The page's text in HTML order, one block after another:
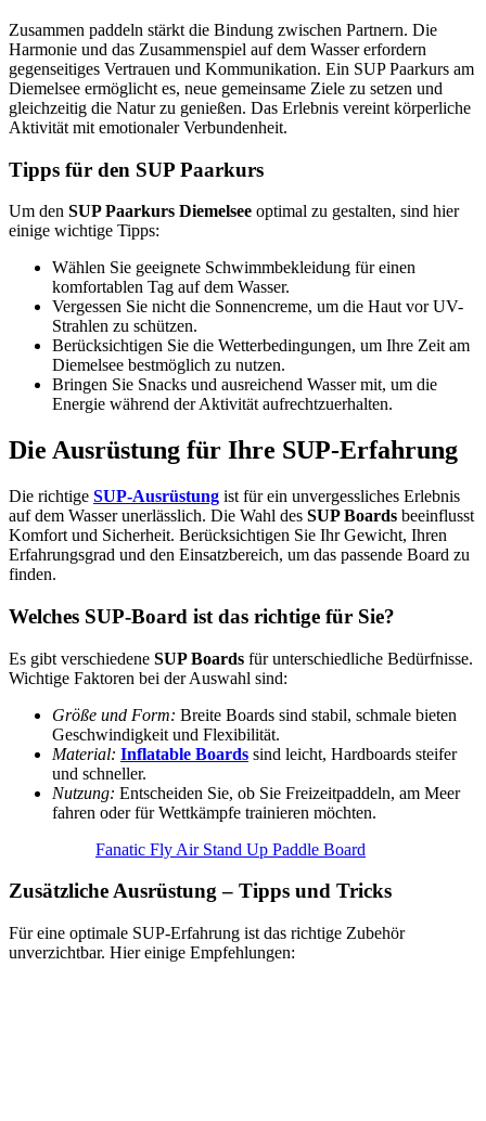
Zusammen paddeln stärkt die Bindung zwischen Partnern. Die
Harmonie und das Zusammenspiel auf dem Wasser erfordern
gegenseitiges Vertrauen und Kommunikation. Ein SUP Paarkurs am
Diemelsee ermöglicht es, neue gemeinsame Ziele zu setzen und
gleichzeitig die Natur zu genießen. Das Erlebnis vereint körperliche
Aktivität mit emotionaler Verbundenheit.
Tipps für den SUP Paarkurs
Um den SUP Paarkurs Diemelsee optimal zu gestalten, sind hier
einige wichtige Tipps:
Wählen Sie geeignete Schwimmbekleidung für einen
komfortablen Tag auf dem Wasser.
Vergessen Sie nicht die Sonnencreme, um die Haut vor UV-
Strahlen zu schützen.
Berücksichtigen Sie die Wetterbedingungen, um Ihre Zeit am
Diemelsee bestmöglich zu nutzen.
Bringen Sie Snacks und ausreichend Wasser mit, um die
Energie während der Aktivität aufrechtzuerhalten.
Die Ausrüstung für Ihre SUP-Erfahrung
Die richtige SUP-Ausrüstung ist für ein unvergessliches Erlebnis
auf dem Wasser unerlässlich. Die Wahl des SUP Boards beeinflusst
Komfort und Sicherheit. Berücksichtigen Sie Ihr Gewicht, Ihren
Erfahrungsgrad und den Einsatzbereich, um das passende Board zu
finden.
Welches SUP-Board ist das richtige für Sie?
Es gibt verschiedene SUP Boards für unterschiedliche Bedürfnisse.
Wichtige Faktoren bei der Auswahl sind:
Größe und Form: Breite Boards sind stabil, schmale bieten
Geschwindigkeit und Flexibilität.
Material: Inflatable Boards sind leicht, Hardboards steifer
und schneller.
Nutzung: Entscheiden Sie, ob Sie Freizeitpaddeln, am Meer
fahren oder für Wettkämpfe trainieren möchten.
Fanatic Fly Air Stand Up Paddle Board
Zusätzliche Ausrüstung – Tipps und Tricks
Für eine optimale SUP-Erfahrung ist das richtige Zubehör
unverzichtbar. Hier einige Empfehlungen: